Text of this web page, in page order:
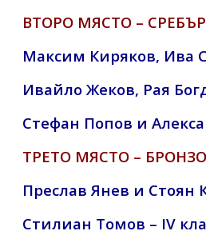
ВТОРО МЯСТО –
Максим Киряков, Ива
Ивайло Жеков, Рая
Стефан Попов и
ТРЕТО МЯСТО –
Преслав Янев и Стоян
Стилиан Томов – IV